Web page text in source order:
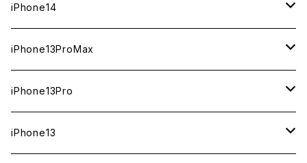
新品
中古（整備済み）
新品
中古（整備済み）
新品
中古（整備済み）
256GB
新品
中古（整備済み）
128GB
新品
中古（整備済み）
新品
中古（整備済み）
512GB
新品
中古（整備済み）
256GB
新品
中古（整備済み）
128GB
新品
512GB
新品
中古（整備済み）
256GB
新品
中古（整備済み）
128GB
新品
iPhone14
128GB
新品
中古（整備済み）
256GB
新品
512GB
iPhone13ProMax
1TB
新品
512GB
iPhone13Pro
1TB
iPhone13